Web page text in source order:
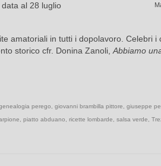
data al 28 luglio
amatoriali in tutti i dopolavoro. Celebri i
storico cfr. Donina Zanoli,Abbiamo
perego, giovanni brambilla pittore, giuseppe
, piatto abduano, ricette lombarde, salsa verde,